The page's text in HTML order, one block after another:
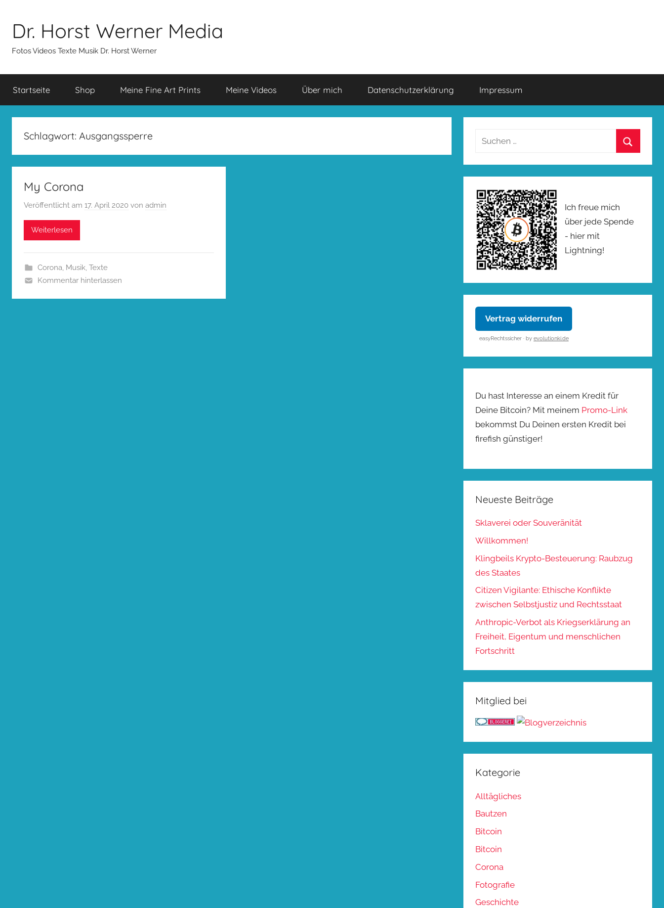
springen
Dr. Horst Werner Media
Fotos Videos Texte Musik Dr. Horst Werner
Startseite Shop Meine Fine Art Prints Meine Videos Über mich Datenschutzerklärung Impressum
Schlagwort: Ausgangssperre
My Corona
Veröffentlicht am 17. April 2020 von admin
Weiterlesen
Corona Musik, Texte
Kommentar hinterlassen
Suchen
Ich freue mich
über jede Spende
- hier mit
Lightning!
Vertrag widerrufen
easyRechtssicher · by evolutionki.de
Du hast Interesse an einem Kredit für
Deine Bitcoin? Mit meinem Promo-Link
bekommst Du Deinen ersten Kredit bei
firefish günstiger!
Neueste Beiträge
Sklaverei oder Souveränität
Willkommen!
Klingbeils Krypto-Besteuerung: Raubzug
des Staates
Citizen Vigilante: Ethische Konflikte
zwischen Selbstjustiz und Rechtsstaat
Anthropic-Verbot als Kriegserklärung an
Freiheit, Eigentum und menschlichen
Fortschritt
Mitglied bei
Kategorie
Alltägliches
Bautzen
Bitcoin
Bitcoin
Corona
Fotografie
Geschichte